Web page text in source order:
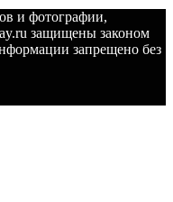
и фотографии,
защищены законом
запрещено без